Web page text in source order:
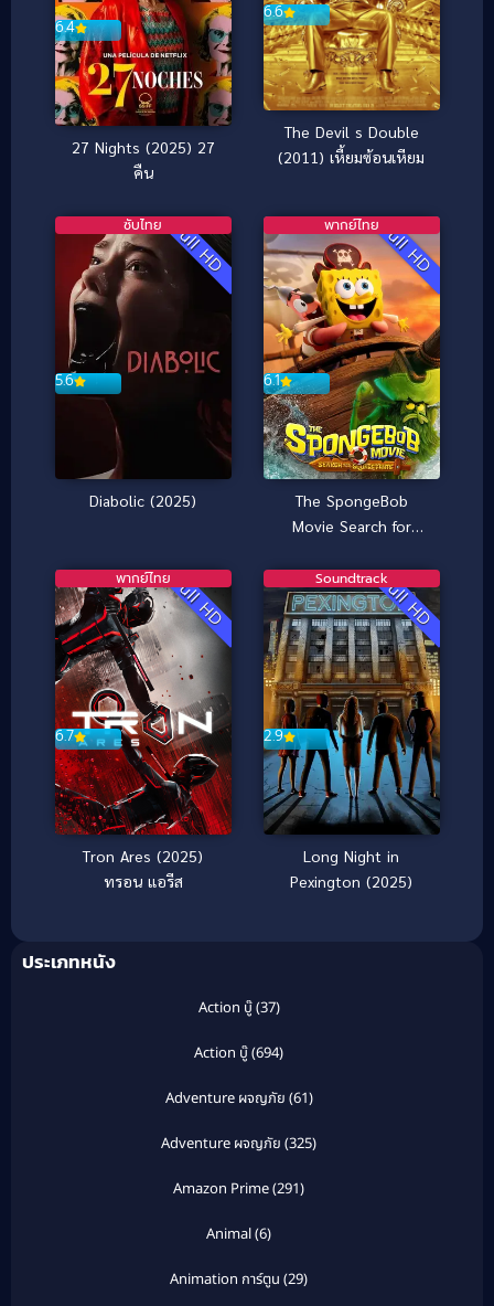
6.4
27 Nights (2025) 27
คืน
6.6
The Devil s Double
(2011) เหี้ยมซ้อนเหียม
Full HD
5.6
ซับไทย
Diabolic (2025)
Full HD
6.1
พากย์ไทย
The SpongeBob
Movie Search for
พันจ์บ็อบ มูฟวี่ ภารกิจ
ตามหาสพันจ์บ็อบ
(2025)
Full HD
6.7
พากย์ไทย
Tron Ares (2025)
ทรอน แอรีส
Full HD
2.9
Soundtrack
Long Night in
Pexington (2025)
ประเภทหนัง
Action บู๊(37)
Action บู๊(694)
Adventure ผจญภัย (61)
Adventure ผจญภัย (325)
Amazon Prime(291)
Animal(6)
Animation การ์ตูน (29)